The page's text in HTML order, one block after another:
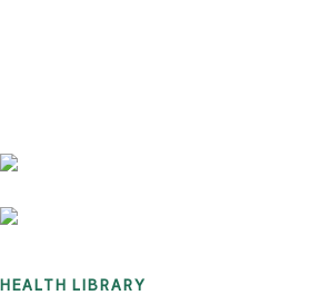
HEALTH LIBRARY